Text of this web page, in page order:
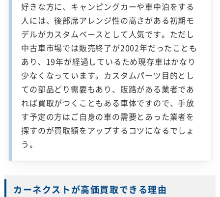
好きな方に、キャンピングカーや車中泊をする
人には、後部席アレンジ性の高さがある初期モ
デルがカスタムベースとして人気です。ただし
中古車市場では販売終了が2002年だったことも
あり、19年が経過しているため現存車はかなり
少なくなっています。カスタムパーツ目的とし
ての部品どり需要もあり、販路がある業者であ
れば買取がつくこともある車体ですので、手放
す予定の方はご自身の車の需要とあった業者を
探すのが買取額をアップするコツになるでしょ
う。
カーネクストが高価買取できる理由